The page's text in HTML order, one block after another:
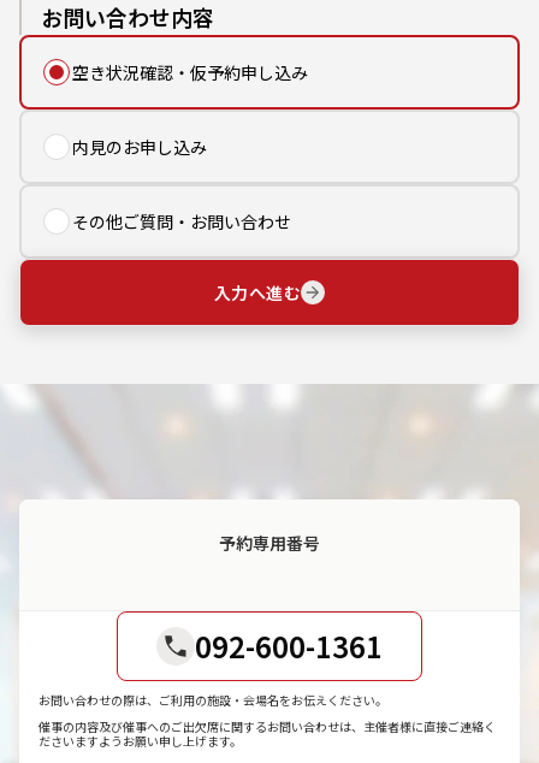
お問い合わせ内容
空き状況確認・仮予約申し込み
内見のお申し込み
その他ご質問・お問い合わせ
入力へ進む
予約専用番号
092-600-1361
お問い合わせの際は、ご利用の施設・会場名をお伝えください。
催事の内容及び催事へのご出欠席に関するお問い合わせは、主催者様に直接ご連絡く
ださいますようお願い申し上げます。